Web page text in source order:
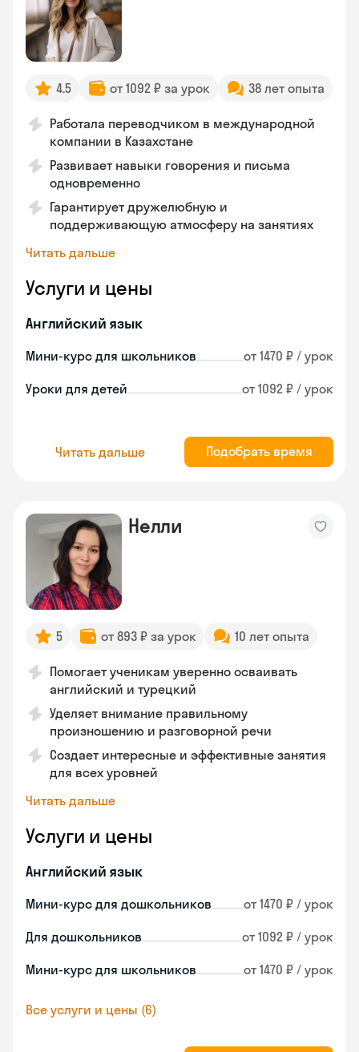
4.5 от 1092 ₽ за урок 38 лет опыта
Работала переводчиком в международной
компании в Казахстане
Развивает навыки говорения и письма
одновременно
Гарантирует дружелюбную и
поддерживающую атмосферу на занятиях
Читать дальше
Услуги и цены
Английский язык
Мини-курс для школьников от 1470 ₽ / урок
Уроки для детей от 1092 ₽ / урок
Читать дальше Подобрать время
Нелли
5 от 893 ₽ за урок 10 лет опыта
Помогает ученикам уверенно осваивать
английский и турецкий
Уделяет внимание правильному
произношению и разговорной речи
Создает интересные и эффективные занятия
для всех уровней
Читать дальше
Услуги и цены
Английский язык
Мини-курс для дошкольников от 1470 ₽ / урок
Для дошкольников от 1092 ₽ / урок
Мини-курс для школьников от 1470 ₽ / урок
Все услуги и цены (6)